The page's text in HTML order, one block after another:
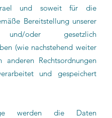
und soweit für die
Bereitstellung unserer
oder gesetzlich
(wie nachstehend weiter
anderen Rechtsordnungen
und gespeichert
werden die Daten